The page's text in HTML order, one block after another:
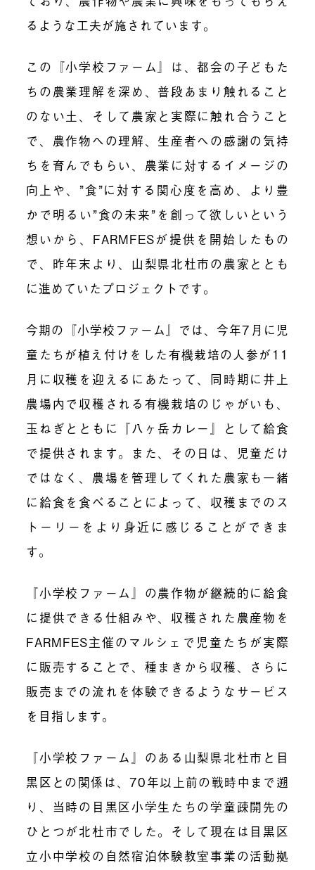
るような工夫が施されています。
この『小学校ファーム』は、都会の子どもた
ちの農業理解を深め、普段あまり触れること
のない土、そして農家と実際に触れ合うこと
で、農作物への理解、生産者への感謝の気持
ちを育んでもらい、農業に対するイメージの
向上や、”食”に対する関心度を高め、より豊
かで明るい”食の未来”を創って欲しいという
想いから、 FARMFESが提供を開始したもの
で、昨年末より、山梨県北杜市の農家ととも
に進めていたプロジェクトです。
今期の『小学校ファーム』では、今年7 月に児
童たちが植え付けをした有機栽培の人参が11
月に収穫を迎えるにあたって、同時期に井上
農場内で収穫される有機栽培のじゃがいも、
玉ねぎとともに『八ヶ岳カレー』として給食
で提供されます。また、その日は、児童だけ
ではなく、農場を管理してくれた農家も一緒
に給食を食べることによって、収穫までのス
トーリーをより身近に感じることができま
す。
『小学校ファーム』の農作物が継続的に給食
に提供できる仕組みや、収穫された農産物を
FARMFES主催のマルシェで児童たちが実際
に販売することで、種まきから収穫、さらに
販売までの流れを体験できるようなサービス
を目指します。
『小学校ファーム』のある山梨県北杜市と目
黒区との関係は、70年以上前の戦時中まで遡
り、当時の目黒区小学生たちの学童疎開先の
ひとつが北杜市でした。そして現在は目黒区
立小中学校の自然宿泊体験教室事業の活動拠